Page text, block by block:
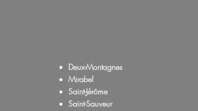
Deux-Montagnes
Mirabel
Saint-Jérôme
Saint-Sauveur